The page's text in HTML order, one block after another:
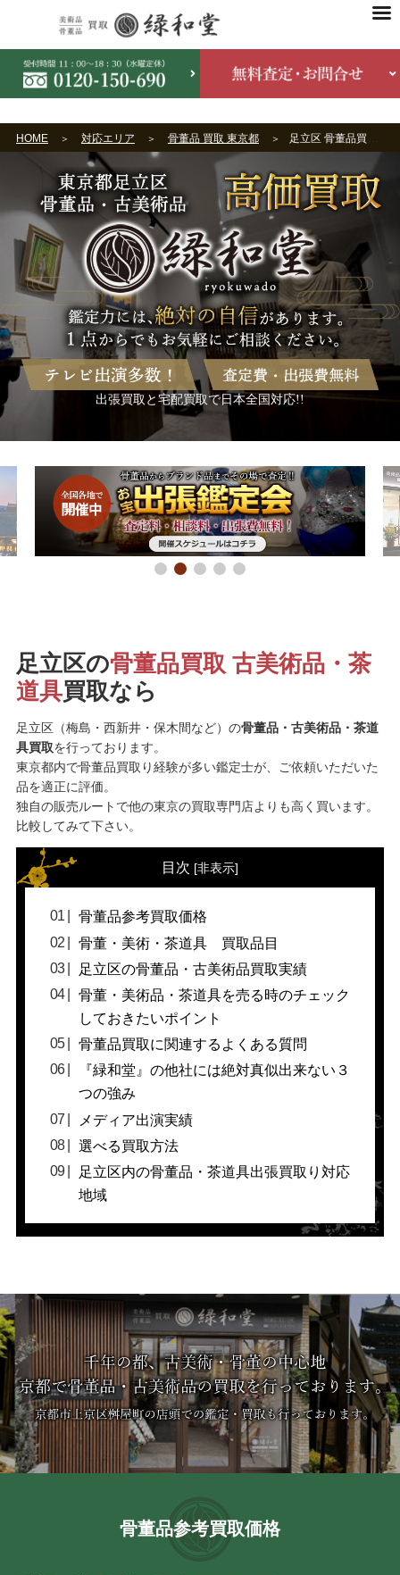
HOME 対応エリア 骨董品 買取 東京都 足立区 骨董品買取
出張買取と宅配買取で日本全国対応!!
足立区の骨董品買取 古美術品・茶
道具買取なら
足立区（梅島・西新井・保木間など）の骨董品・古美術品・茶道
具買取を行っております。
東京都内で骨董品買取り経験が多い鑑定士が、ご依頼いただいた
品を適正に評価。
独自の販売ルートで他の東京の買取専門店よりも高く買います。
比較してみて下さい。
目次 [非表示]
骨董品参考買取価格
骨董・美術・茶道具 買取品目
足立区の骨董品・古美術品買取実績
骨董・美術品・茶道具を売る時のチェック
しておきたいポイント
骨董品買取に関連するよくある質問
『緑和堂』の他社には絶対真似出来ない３
つの強み
メディア出演実績
選べる買取方法
足立区内の骨董品・茶道具出張買取り対応
地域
骨董品参考買取価格